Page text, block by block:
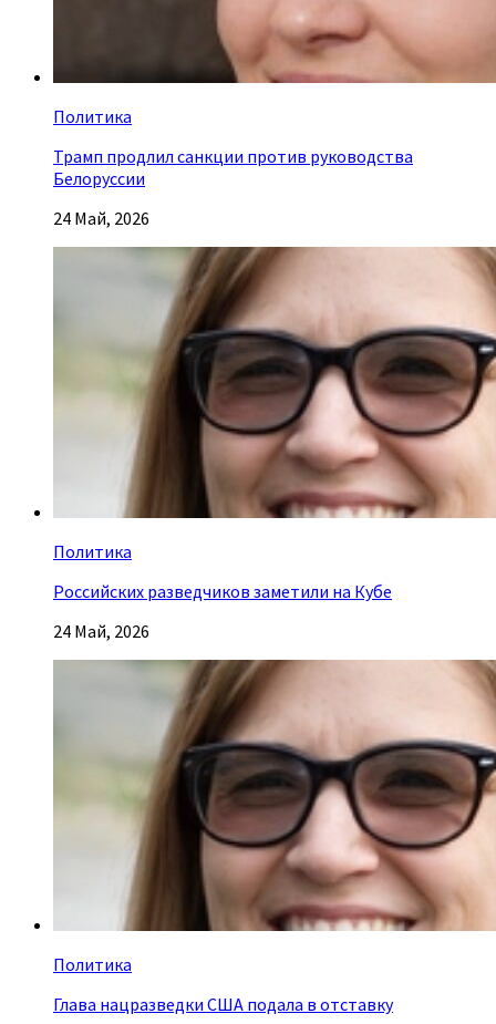
Политика
Трамп продлил санкции против руководства
Белоруссии
24 Май, 2026
Политика
Российских разведчиков заметили на Кубе
24 Май, 2026
Политика
Глава нацразведки США подала в отставку